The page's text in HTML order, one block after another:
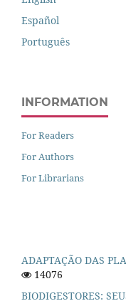
Español
Português
INFORMATION
For Readers
For Authors
For Librarians
ADAPTAÇÃO DAS
14076
BIODIGESTORES: